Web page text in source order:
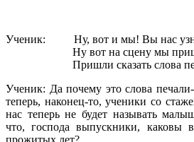
Ученик: Ну, вот и мы! Вы нас
Ну вот на сцену мы
Пришли сказать слова
Ученик: Да почему это слова
теперь, наконец-то, ученики со
нас теперь не будет называть
что, господа выпускники, каковы